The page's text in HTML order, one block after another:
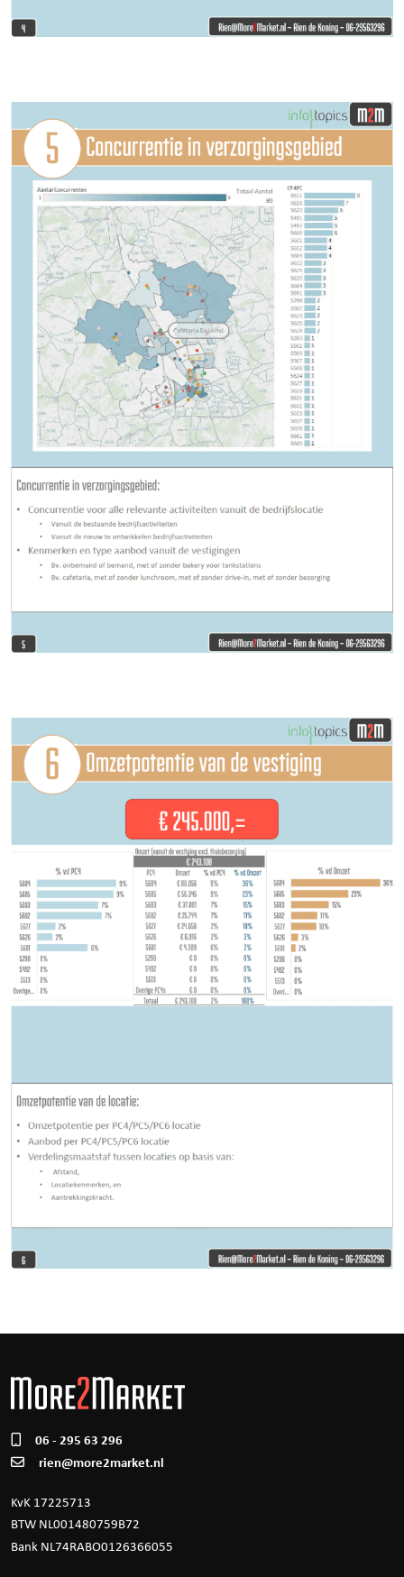
06 - 295 63 296
rien@more2market.nl
KvK 17225713
BTW NL001480759B72
Bank NL74RABO0126366055